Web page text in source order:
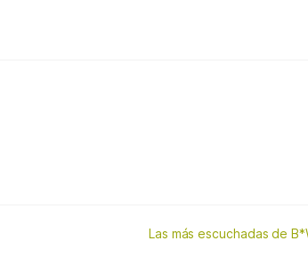
Las más escuchadas de